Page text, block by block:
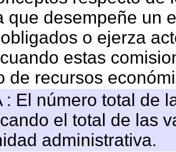
que desempeñe un
o ejerza
estas
de recursos
: El número total de
el total de las
administrativa.